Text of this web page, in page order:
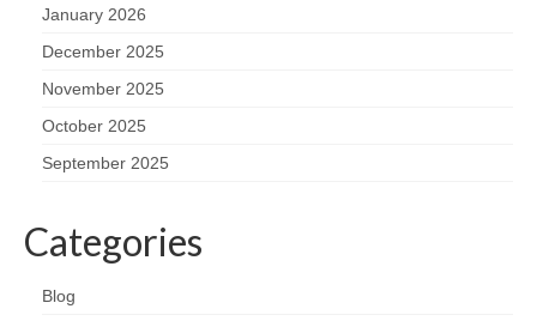
January 2026
December 2025
November 2025
October 2025
September 2025
Categories
Blog